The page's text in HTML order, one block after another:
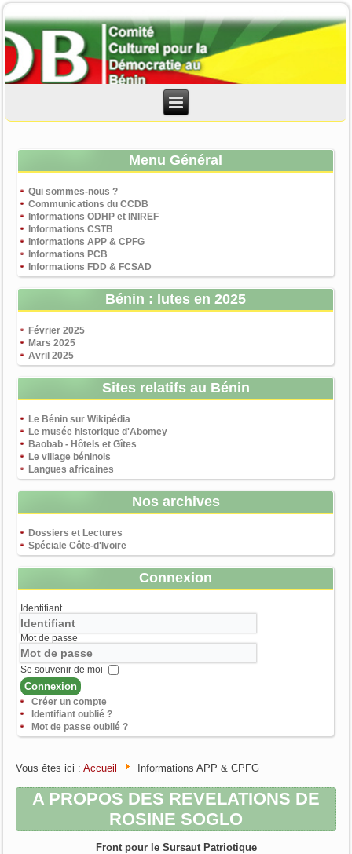
Menu Général
Qui sommes-nous ?
Communications du CCDB
Informations ODHP et INIREF
Informations CSTB
Informations APP & CPFG
Informations PCB
Informations FDD & FCSAD
Bénin : lutes en 2025
Février 2025
Mars 2025
Avril 2025
Sites relatifs au Bénin
Le Bénin sur Wikipédia
Le musée historique d'Abomey
Baobab - Hôtels et Gîtes
Le village béninois
Langues africaines
Nos archives
Dossiers et Lectures
Spéciale Côte-d'Ivoire
Connexion
Identifiant
Mot de passe
Se souvenir de moi
Connexion
Créer un compte
Identifiant oublié ?
Mot de passe oublié ?
Vous êtes ici :Accueil Informations APP & CPFG
A PROPOS DES REVELATIONS DE
ROSINE SOGLO
Front pour le Sursaut Patriotique